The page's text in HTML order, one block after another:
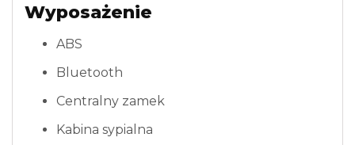
Wyposażenie
ABS
Bluetooth
Centralny zamek
Kabina sypialna